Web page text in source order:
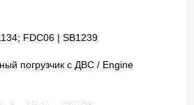
FDC06 | SB1239
погрузчик с ДВС / Engine